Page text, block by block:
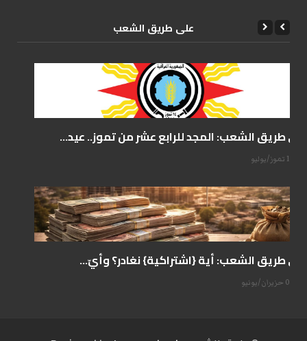
علی طریق الشعب
على طريق الشعب: المجد للرابع عشر من تموز.. عيد...
14 تموز/يوليو
على طريق الشعب: أية {اشتراكية} نغادر؟ وأيّ...
07 حزيران/يونيو